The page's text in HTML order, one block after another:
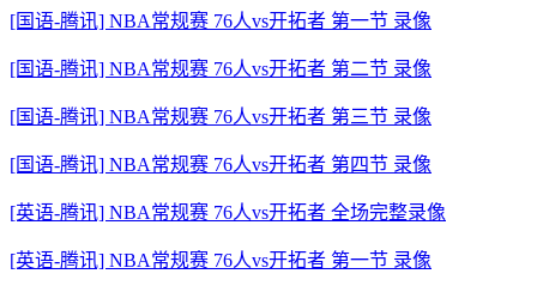
[国语-腾讯] NBA常规赛 76人vs开拓者 第一节 录像
[国语-腾讯] NBA常规赛 76人vs开拓者 第二节 录像
[国语-腾讯] NBA常规赛 76人vs开拓者 第三节 录像
[国语-腾讯] NBA常规赛 76人vs开拓者 第四节 录像
[英语-腾讯] NBA常规赛 76人vs开拓者 全场完整录像
[英语-腾讯] NBA常规赛 76人vs开拓者 第一节 录像